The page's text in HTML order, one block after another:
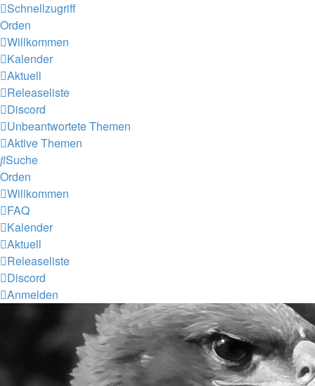
Schnellzugriff
Orden
Willkommen
Kalender
Aktuell
Releaseliste
Discord
Unbeantwortete Themen
Aktive Themen
Suche
Orden
Willkommen
FAQ
Kalender
Aktuell
Releaseliste
Discord
Anmelden